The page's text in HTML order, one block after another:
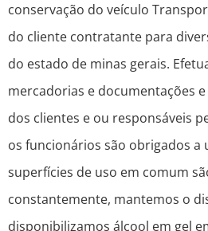
conservação do veículo
do cliente contratante para
do estado de minas gerais.
mercadorias e documentações
dos clientes e ou responsáveis
os funcionários são obrigados a
superfícies de uso em comum
constantemente, mantemos o
disponibilizamos álcool em gel